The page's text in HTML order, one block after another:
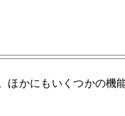
ほかにもいくつかの機